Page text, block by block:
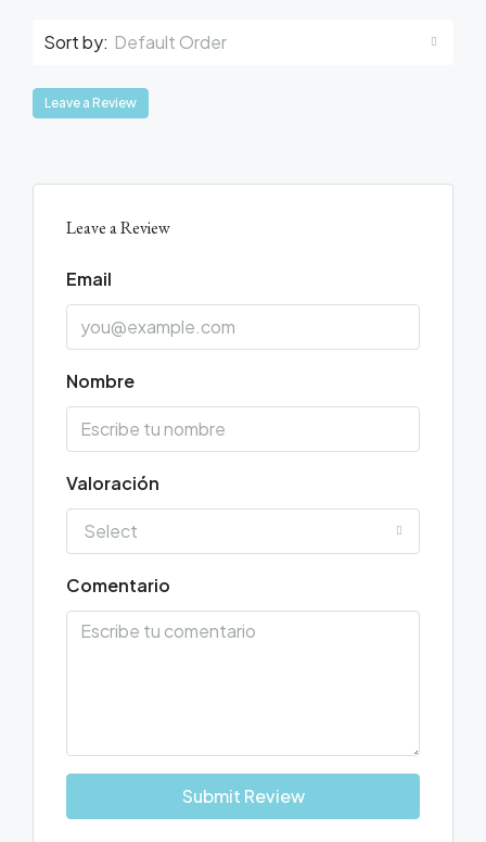
Sort by: Default Order
Leave a Review
Leave a Review
Email
Nombre
Valoración
Select
Comentario
Submit Review